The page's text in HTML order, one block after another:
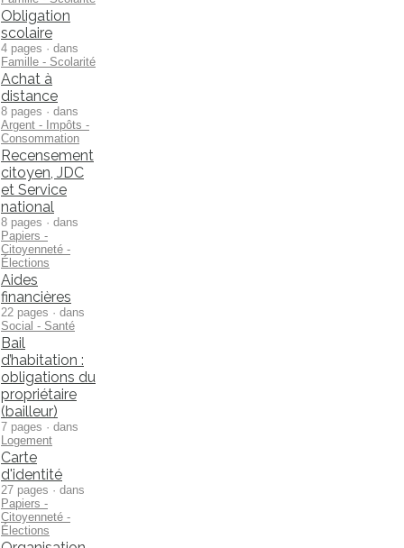
Obligation
scolaire
4 pages · dans
Famille - Scolarité
Achat à
distance
8 pages · dans
Argent - Impôts -
Consommation
Recensement
citoyen, JDC
et Service
national
8 pages · dans
Papiers -
Citoyenneté -
Élections
Aides
financières
22 pages · dans
Social - Santé
Bail
d’habitation :
obligations du
propriétaire
(bailleur)
7 pages · dans
Logement
Carte
d'identité
27 pages · dans
Papiers -
Citoyenneté -
Élections